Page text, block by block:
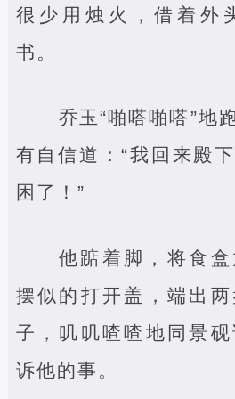
很少用烛火，借着外
书。
乔玉“啪嗒啪嗒”地
有自信道：“我回来殿
困了！”
他踮着脚，将食
摆似的打开盖，端出
子，叽叽喳喳地同景
诉他的事。